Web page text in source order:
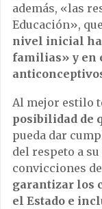
además, «las
Educación»,
nivel inicial
familias» y en
Al mejor estilo
posibilidad de
pueda dar
del respeto a
convicciones
garantizar los
el Estado e